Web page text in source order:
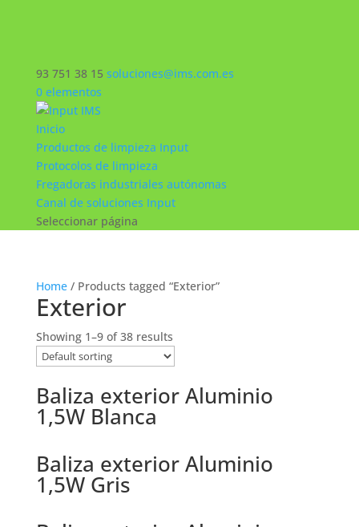
93 751 38 15 soluciones@ims.com.es
0 elementos
Inicio
Productos de limpieza Input
Protocolos de limpieza
Fregadoras industriales autónomas
Canal de soluciones Input
Seleccionar página
Home/ Products tagged “Exterior”
Exterior
Showing 1–9 of 38 results
Baliza exterior Aluminio
1,5W Blanca
Baliza exterior Aluminio
1,5W Gris